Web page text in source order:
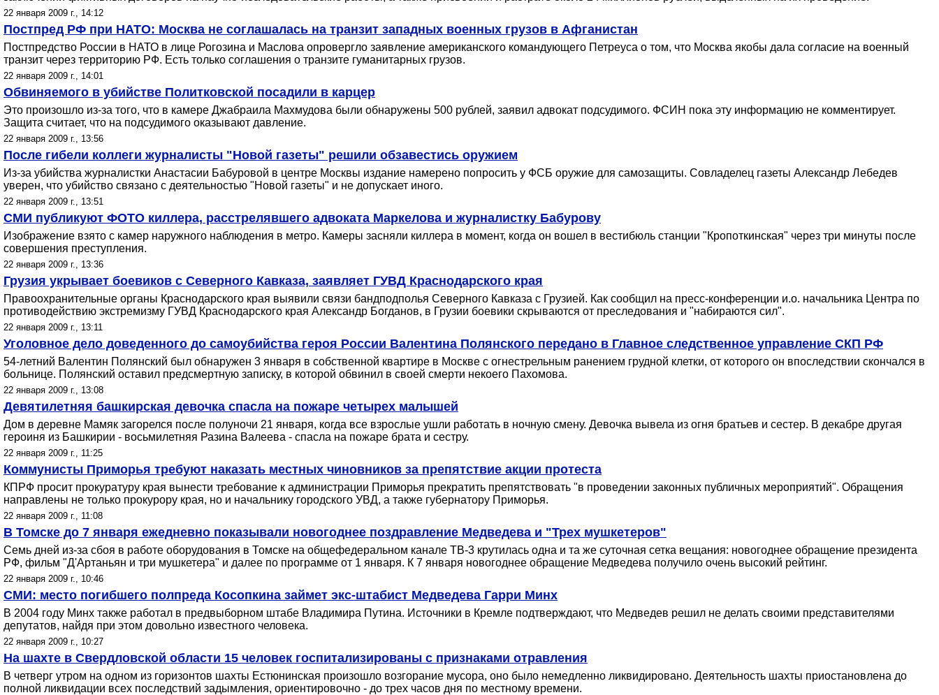
22 января 2009 г., 14:12
Постпред РФ при НАТО: Москва не соглашалась на транзит западных военных грузов в Афганистан
Постпредство России в НАТО в лице Рогозина и Маслова опровергло заявление американского командующего Петреуса о том, что Москва якобы дала согласие на военный
транзит через территорию РФ. Есть только соглашения о транзите гуманитарных грузов.
22 января 2009 г., 14:01
Обвиняемого в убийстве Политковской посадили в карцер
Это произошло из-за того, что в камере Джабраила Махмудова были обнаружены 500 рублей, заявил адвокат подсудимого. ФСИН пока эту информацию не комментирует.
Защита считает, что на подсудимого оказывают давление.
22 января 2009 г., 13:56
После гибели коллеги журналисты "Новой газеты" решили обзавестись оружием
Из-за убийства журналистки Анастасии Бабуровой в центре Москвы издание намерено попросить у ФСБ оружие для самозащиты. Совладелец газеты Александр Лебедев
уверен, что убийство связано с деятельностью "Новой газеты" и не допускает иного.
22 января 2009 г., 13:51
СМИ публикуют ФОТО киллера, расстрелявшего адвоката Маркелова и журналистку Бабурову
Изображение взято с камер наружного наблюдения в метро. Камеры засняли киллера в момент, когда он вошел в вестибюль станции "Кропоткинская" через три минуты после
совершения преступления.
22 января 2009 г., 13:36
Грузия укрывает боевиков с Северного Кавказа, заявляет ГУВД Краснодарского края
Правоохранительные органы Краснодарского края выявили связи бандподполья Северного Кавказа с Грузией. Как сообщил на пресс-конференции и.о. начальника Центра по
противодействию экстремизму ГУВД Краснодарского края Александр Богданов, в Грузии боевики скрываются от преследования и "набираются сил".
22 января 2009 г., 13:11
Уголовное дело доведенного до самоубийства героя России Валентина Полянского передано в Главное следственное управление СКП РФ
54-летний Валентин Полянский был обнаружен 3 января в собственной квартире в Москве с огнестрельным ранением грудной клетки, от которого он впоследствии скончался в
больнице. Полянский оставил предсмертную записку, в которой обвинил в своей смерти некоего Пахомова.
22 января 2009 г., 13:08
Девятилетняя башкирская девочка спасла на пожаре четырех малышей
Дом в деревне Мамяк загорелся после полуночи 21 января, когда все взрослые ушли работать в ночную смену. Девочка вывела из огня братьев и сестер. В декабре другая
героиня из Башкирии - восьмилетняя Разина Валеева - спасла на пожаре брата и сестру.
22 января 2009 г., 11:25
Коммунисты Приморья требуют наказать местных чиновников за препятствие акции протеста
КПРФ просит прокуратуру края вынести требование к администрации Приморья прекратить препятствовать "в проведении законных публичных мероприятий". Обращения
направлены не только прокурору края, но и начальнику городского УВД, а также губернатору Приморья.
22 января 2009 г., 11:08
В Томске до 7 января ежедневно показывали новогоднее поздравление Медведева и "Трех мушкетеров"
Семь дней из-за сбоя в работе оборудования в Томске на общефедеральном канале ТВ-3 крутилась одна и та же суточная сетка вещания: новогоднее обращение президента
РФ, фильм "Д'Артаньян и три мушкетера" и далее по программе от 1 января. К 7 января новогоднее обращение Медведева получило очень высокий рейтинг.
22 января 2009 г., 10:46
СМИ: место погибшего полпреда Косопкина займет экс-штабист Медведева Гарри Минх
В 2004 году Минх также работал в предвыборном штабе Владимира Путина. Источники в Кремле подтверждают, что Медведев решил не делать своими представителями
депутатов, найдя при этом довольно известного человека.
22 января 2009 г., 10:27
На шахте в Свердловской области 15 человек госпитализированы с признаками отравления
В четверг утром на одном из горизонтов шахты Естюнинская произошло возгорание мусора, оно было немедленно ликвидировано. Деятельность шахты приостановлена до
полной ликвидации всех последствий задымления, ориентировочно - до трех часов дня по местному времени.